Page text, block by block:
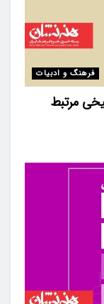
فرهنگ و ادبیات
مرتبط